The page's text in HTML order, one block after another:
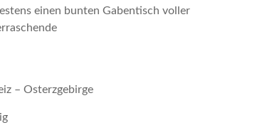
einen bunten Gabentisch voller
– Osterzgebirge